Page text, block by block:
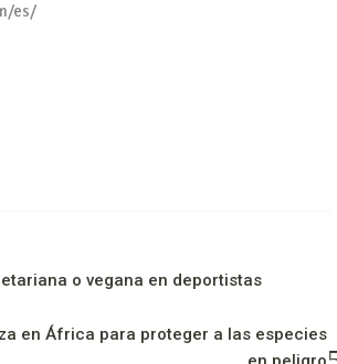
es/
o vegana en deportistas
en África para proteger a las especies